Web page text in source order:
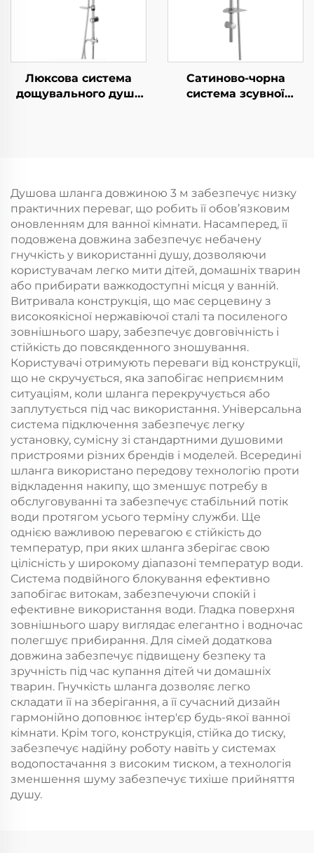
від перекручування
та міцним клеєвим
регульованим
тримачем під кутом
Люксова система
дощувального душу
Сатиново-чорна
система зсувної
Душова шланга довжиною 3 м забезпечує низку
практичних переваг, що робить її обов’язковим
оновленням для ванної кімнати. Насамперед, її
подовжена довжина забезпечує небачену
гнучкість у використанні душу, дозволяючи
користувачам легко мити дітей, домашніх тварин
або прибирати важкодоступні місця у ванній.
Витривала конструкція, що має серцевину з
високоякісної нержавіючої сталі та посиленого
зовнішнього шару, забезпечує довговічність і
стійкість до повсякденного зношування.
Користувачі отримують переваги від конструкції,
що не скручується, яка запобігає неприємним
ситуаціям, коли шланга перекручується або
заплутується під час використання. Універсальна
система підключення забезпечує легку
установку, сумісну зі стандартними душовими
пристроями різних брендів і моделей. Всередині
шланга використано передову технологію проти
відкладення накипу, що зменшує потребу в
обслуговуванні та забезпечує стабільний потік
води протягом усього терміну служби. Ще
однією важливою перевагою є стійкість до
температур, при яких шланга зберігає свою
цілісність у широкому діапазоні температур води.
Система подвійного блокування ефективно
запобігає витокам, забезпечуючи спокій і
ефективне використання води. Гладка поверхня
зовнішнього шару виглядає елегантно і водночас
полегшує прибирання. Для сімей додаткова
довжина забезпечує підвищену безпеку та
зручність під час купання дітей чи домашніх
тварин. Гнучкість шланга дозволяє легко
складати її на зберігання, а її сучасний дизайн
гармонійно доповнює інтер'єр будь-якої ванної
кімнати. Крім того, конструкція, стійка до тиску,
забезпечує надійну роботу навіть у системах
водопостачання з високим тиском, а технологія
зменшення шуму забезпечує тихіше прийняття
душу.